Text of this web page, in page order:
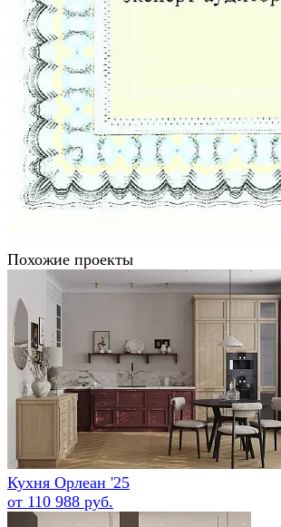
Похожие проекты
Кухня Орлеан '25
от 110 988 руб.